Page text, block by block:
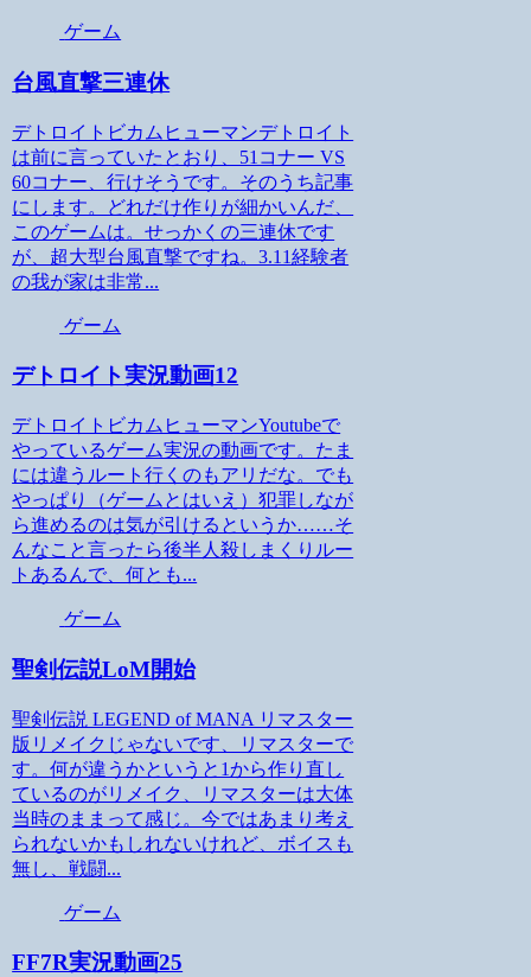
ゲーム
台風直撃三連休
デトロイトビカムヒューマンデトロイト
は前に言っていたとおり、51コナー VS
60コナー、行けそうです。そのうち記事
にします。どれだけ作りが細かいんだ、
このゲームは。せっかくの三連休です
が、超大型台風直撃ですね。3.11経験者
の我が家は非常...
ゲーム
デトロイト実況動画12
デトロイトビカムヒューマンYoutubeで
やっているゲーム実況の動画です。たま
には違うルート行くのもアリだな。でも
やっぱり（ゲームとはいえ）犯罪しなが
ら進めるのは気が引けるというか……そ
んなこと言ったら後半人殺しまくりルー
トあるんで、何とも...
ゲーム
聖剣伝説LoM開始
聖剣伝説 LEGEND of MANA リマスター
版リメイクじゃないです、リマスターで
す。何が違うかというと1から作り直し
ているのがリメイク、リマスターは大体
当時のままって感じ。今ではあまり考え
られないかもしれないけれど、ボイスも
無し、戦闘...
ゲーム
FF7R実況動画25